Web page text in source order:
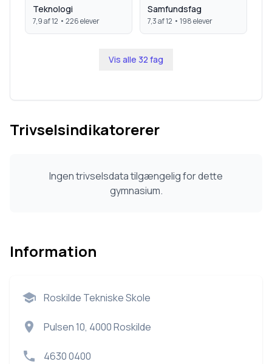
Teknologi
7,9af 12 • 226elever
Samfundsfag
7,3af 12 • 198elever
Vis alle 32 fag
Trivselsindikatorerer
Ingen trivselsdata tilgængelig for dette
gymnasium.
Information
Roskilde Tekniske Skole
Pulsen 10, 4000 Roskilde
4630 0400